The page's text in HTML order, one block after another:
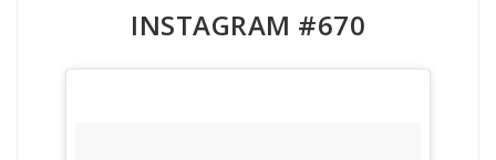
INSTAGRAM #670